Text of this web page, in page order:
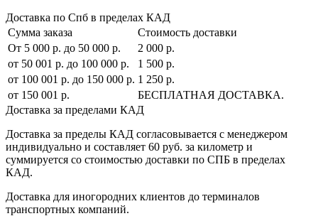
Доставка по Спб в пределах КАД
Сумма заказа
Стоимость доставки
От 5 000 р. до 50 000 р.
2 000 р.
от 50 001 р. до 100 000 р.
1 500 р.
от 100 001 р. до 150 000 р. 1 250 р.
от 150 001 р.
БЕСПЛАТНАЯ ДОСТАВКА.
Доставка за пределами КАД
Доставка за пределы КАД согласовывается с менеджером
индивидуально и составляет 60 руб. за километр и
суммируется со стоимостью доставки по СПБ в пределах
КАД.
Доставка для иногородних клиентов до терминалов
транспортных компаний.